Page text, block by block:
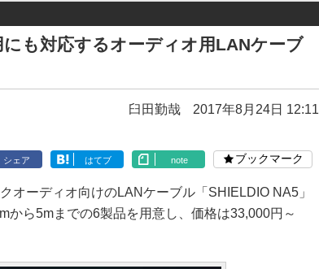
も対応するオーディオ用LANケーブ
臼田勤哉 2017年8月24日 12:11
シェア はてブ note ブックマーク
オーディオ向けのLANケーブル「SHIELDIO NA5」
から5mまでの6製品を用意し、価格は33,000円～